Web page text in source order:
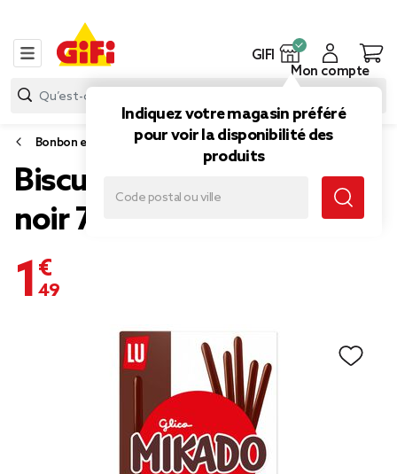
GIFI
Indiquez votre magasin préféré
pour voir la disponibilité des
produits
Mon compte
Bonbon et gourmandise
Biscuits Mikado chocolat
noir 75gr
1,49 €